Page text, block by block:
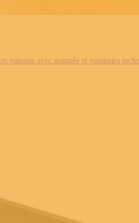
mangue avec poignée et maniques